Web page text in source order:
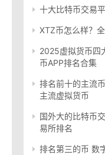
十大比特币交易
XTZ币怎么样？
2025虚拟货币四
币APP排名合集
排名前十的主流
主流虚拟货币
国外大的比特币
易所排名
排名第三的币 数